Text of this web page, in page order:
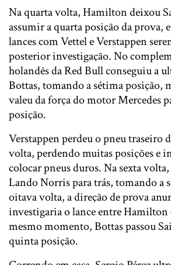
Na quarta volta, Hamilton deixou
assumir a quarta posição da prova,
lances com Vettel e Verstappen
posterior investigação. No
holandês da Red Bull conseguiu a
Bottas, tomando a sétima posição,
valeu da força do motor Mercedes
posição.
Verstappen perdeu o pneu traseiro
volta, perdendo muitas posições e
colocar pneus duros. Na sexta
Lando Norris para trás, tomando a
oitava volta, a direção de prova
investigaria o lance entre Hamilton
mesmo momento, Bottas passou
quinta posição.